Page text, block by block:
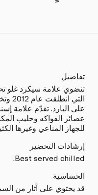
تفاصيل
تنضوي علامة سيكرد غلو
التي
على البارد. تقدّم علامة
عصائر الفواكه وحليب
للجهاز المناعي وغيرها
إرشادات التحضير
Best served chilled.
الحساسية
قد يحتوي على آثار من